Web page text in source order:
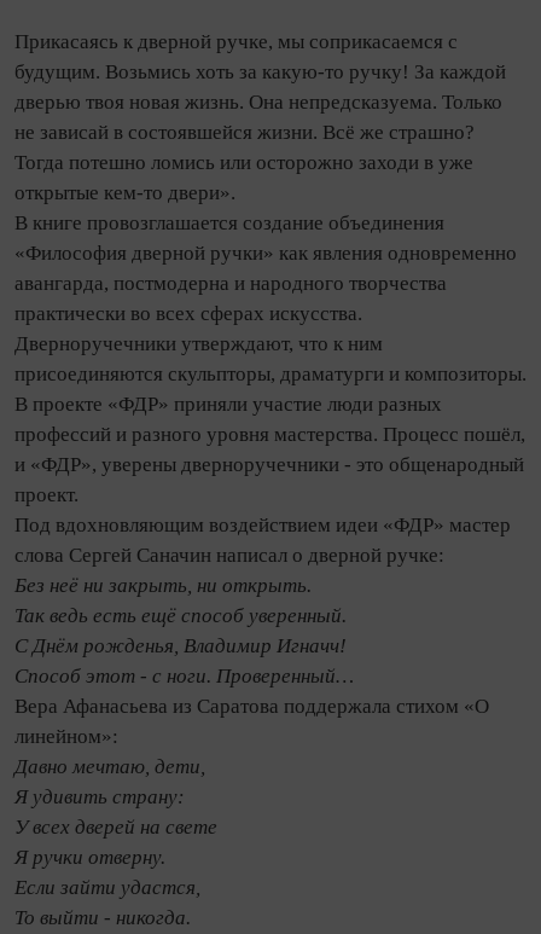
Прикасаясь к дверной ручке, мы соприкасаемся с
будущим. Возьмись хоть за какую‑то ручку! За каждой
дверью твоя новая жизнь. Она непредсказуема. Только
не зависай в состоявшейся жизни. Всё же страшно?
Тогда потешно ломись или осторожно заходи в уже
открытые кем‑то двери».
В книге провозглашается со­здание объединения
«Философия дверной ручки» как явления одновременно
авангарда, постмодерна и народного творчества
практически во всех сферах искусства.
Дверноручечники утверждают, что к ним
присоединяются скульпторы, драматурги и композиторы.
В проекте «ФДР» приняли участие люди разных
профессий и разного уровня мастерства. Процесс пошёл,
и «ФДР», уверены дверноручечники - это общенародный
проект.
Под вдохновляющим воздействием идеи «ФДР» мастер
слова Сергей Саначин написал о дверной ручке:
Без неё ни закрыть, ни открыть.
Так ведь есть ещё способ уверенный.
С Днём рожденья, Владимир Игначч!
Способ этот - с ноги. Проверенный…
Вера Афанасьева из Саратова поддержала стихом «О
линейном»:
Давно мечтаю, дети,
Я удивить страну:
У всех дверей на свете
Я ручки отверну.
Если зайти удастся,
То выйти - никогда.